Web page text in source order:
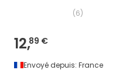
(6)
12,89 €
Envoyé depuis: France